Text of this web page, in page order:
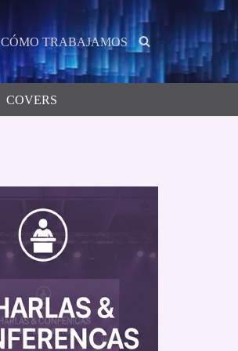
CÓMO TRABAJAMOS
COVERS